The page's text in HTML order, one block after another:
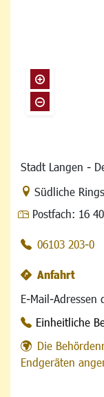
Stadt Langen -
Link zur
Südliche
Postfach: 16
06103 203-0
Anfahrt
E-Mail-Adressen
Einheitliche
Die
Endgeräten